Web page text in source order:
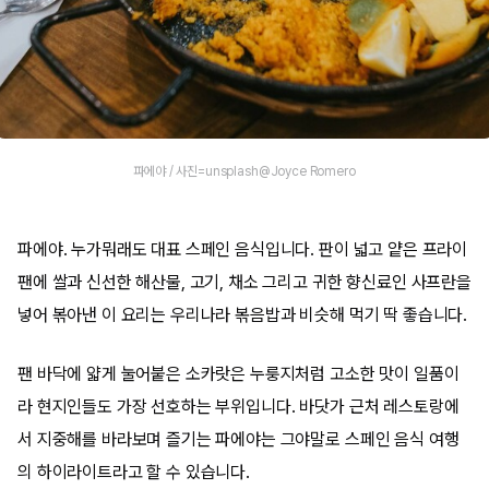
파에야 / 사진=unsplash@Joyce Romero
파에야. 누가뭐래도 대표 스페인 음식입니다. 판이 넓고 얕은 프라이
팬에 쌀과 신선한 해산물, 고기, 채소 그리고 귀한 향신료인 사프란을
넣어 볶아낸 이 요리는 우리나라 볶음밥과 비슷해 먹기 딱 좋습니다.
팬 바닥에 얇게 눌어붙은 소카랏은 누룽지처럼 고소한 맛이 일품이
라 현지인들도 가장 선호하는 부위입니다. 바닷가 근처 레스토랑에
서 지중해를 바라보며 즐기는 파에야는 그야말로 스페인 음식 여행
의 하이라이트라고 할 수 있습니다.